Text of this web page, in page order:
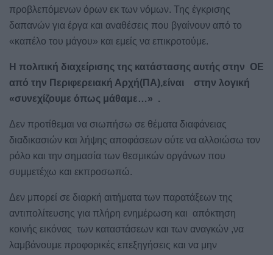
προβλεπόμενων όρων εκ των νόμων. Της έγκρισης
δαπανών για έργα και αναθέσεις που βγαίνουν από το
«καπέλο του μάγου» και εμείς να επικροτούμε.
Η πολιτική διαχείρισης της κατάστασης αυτής στην ΟΕ
από την Περιφερειακή Αρχή(ΠΑ),είναι
στην λογική
«συνεχίζουμε όπως μάθαμε…» .
Δεν προτίθεμαι να σιωπήσω σε θέματα διαφάνειας
διαδικασιών και λήψης αποφάσεων ούτε να αλλοιώσω τον
ρόλο και την σημασία των θεσμικών οργάνων που
συμμετέχω και εκπροσωπώ.
Δεν μπορεί σε διαρκή αιτήματα των παρατάξεων της
αντιπολίτευσης για πλήρη ενημέρωση και απόκτηση
κοινής εικόνας των καταστάσεων και των αναγκών ,να
λαμβάνουμε προφορικές επεξηγήσεις και να μην